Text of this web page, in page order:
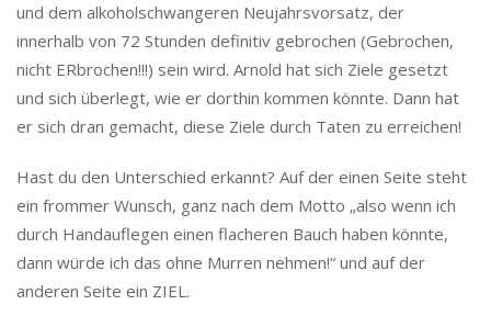
und dem alkoholschwangeren Neujahrsvorsatz, der
innerhalb von 72 Stunden definitiv gebrochen (Gebrochen,
nicht ERbrochen!!!) sein wird. Arnold hat sich Ziele gesetzt
und sich überlegt, wie er dorthin kommen könnte. Dann hat
er sich dran gemacht, diese Ziele durch Taten zu erreichen!
Hast du den Unterschied erkannt? Auf der einen Seite steht
ein frommer Wunsch, ganz nach dem Motto „also wenn ich
durch Handauflegen einen flacheren Bauch haben könnte,
dann würde ich das ohne Murren nehmen!“ und auf der
anderen Seite ein ZIEL.